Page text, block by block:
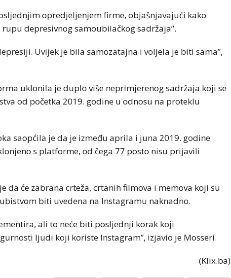
opredjeljenjem firme, objašnjavajući kako
depresivnog samoubilačkog sadržaja”.
Uvijek je bila samozatajna i voljela je biti sama”,
uklonila je duplo više neprimjerenog sadržaja koji se
od početka 2019. godine u odnosu na proteklu
saopćila je da je između aprila i juna 2019. godine
s platforme, od čega 77 posto nisu prijavili
da će zabrana crteža, crtanih filmova i memova koji su
biti uvedena na Instagramu naknadno.
ali to neće biti posljednji korak koji
ljudi koji koriste Instagram”, izjavio je Mosseri.
(Klix.ba)